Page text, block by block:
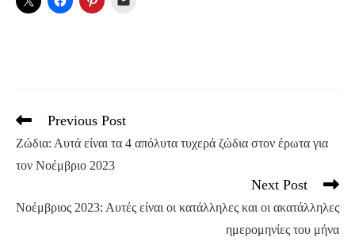
Read
articles
Previous Post
Ζώδια: Αυτά είναι τα 4 απόλυτα τυχερά ζώδια στον έρωτα για
τον Νοέμβριο 2023
Next Post
Νοέμβριος 2023: Αυτές είναι οι κατάλληλες και οι ακατάλληλες
ημερομηνίες του μήνα